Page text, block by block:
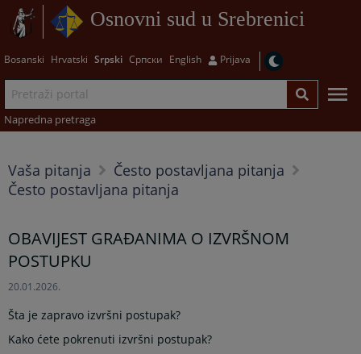
Osnovni sud u Srebrenici
Bosanski Hrvatski Srpski Српски English Prijava
Napredna pretraga
Vaša pitanja
Često postavljana pitanja
Često postavljana pitanja
OBAVIJEST GRAĐANIMA O IZVRŠNOM
POSTUPKU
20.01.2026.
Šta je zapravo izvršni postupak?
Kako ćete pokrenuti izvršni postupak?